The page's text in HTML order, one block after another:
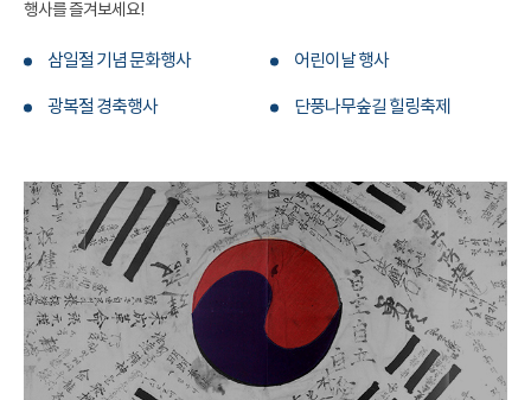
행사를 즐겨보세요!
삼일절 기념 문화행사 어린이날 행사
광복절 경축행사 단풍나무숲길 힐링축제